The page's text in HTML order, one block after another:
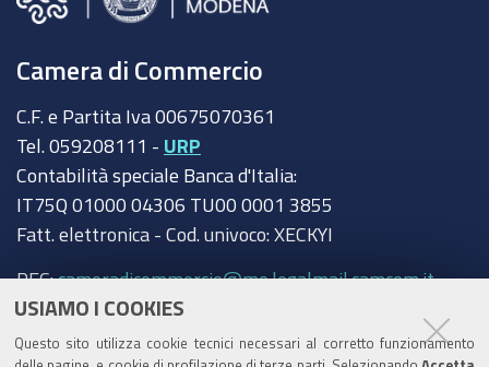
USIAMO I COOKIES
Questo sito utilizza cookie tecnici necessari al corretto funzionamento
Camera di Commercio
C.F. e Partita Iva 00675070361
Tel. 059208111 - URP
Contabilità speciale Banca d'Italia:
IT75Q 01000 04306 TU00 0001 3855
Fatt. elettronica - Cod. univoco: XECKYI
PEC:cameradicommercio@mo.legalmail.camcom.it